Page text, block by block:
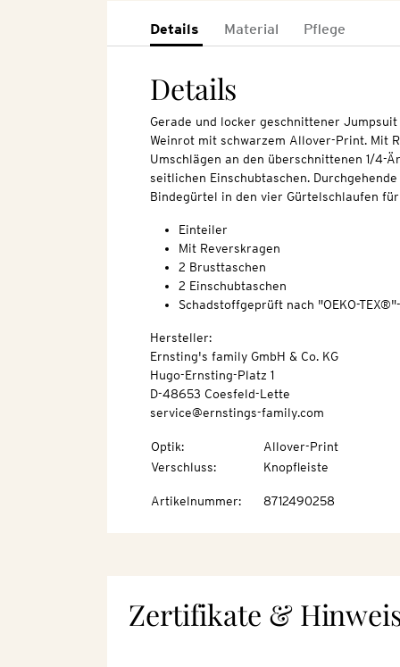
Details Material Pflege
Details
Gerade und locker geschnittener
Weinrot mit schwarzem Allover-Print. Mit
Umschlägen an den überschnittenen 1/4-
seitlichen Einschubtaschen.
Bindegürtel in den vier Gürtelschlaufen
Einteiler
Mit Reverskragen
2 Brusttaschen
2 Einschubtaschen
Schadstoffgeprüft nach "OEKO-
Hersteller:
Ernsting's family GmbH & Co. KG
Hugo-Ernsting-Platz 1
D-48653 Coesfeld-Lette
service@ernstings-family.com
Optik:
Allover-Print
Verschluss: Knopfleiste
Artikelnummer: 8712490258
Zertifikate &